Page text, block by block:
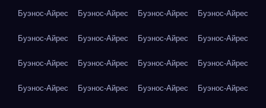
Буэнос-Айрес Буэнос-Айрес Буэнос-Айрес Буэнос-Айрес
Буэнос-Айрес Буэнос-Айрес Буэнос-Айрес Буэнос-Айрес
Буэнос-Айрес Буэнос-Айрес Буэнос-Айрес Буэнос-Айрес
Буэнос-Айрес Буэнос-Айрес Буэнос-Айрес Буэнос-Айрес